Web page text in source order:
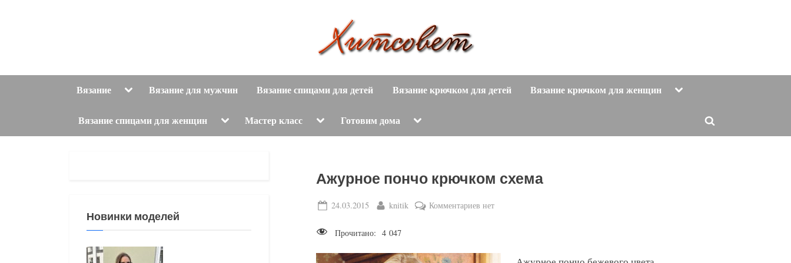
и
т
о
в
е
т
вязание
с
описанием
и
Вязание ToggleВязание для мужчин Вязание спицами для детей Вязание крючком для детей Вязание крючком для женщин Toggle
Вязание спицами для женщин Toggle
menu
Мастер класс Toggle
menu
Готовим дома Toggle
menu
Toggle
Ажурное пончо крючком схема
Posted
24.03.2015 By
knitik Комментариев кнет
Прочитано: 4 047
Новинки моделей